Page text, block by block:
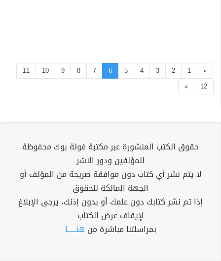
«
1
2
3
4
5
6
7
8
9
10
11
12
»
حقوق الكتب المنشورة عبر مكتبة فولة بوك محفوظة
للمؤلفين ودور النشر
لا يتم نشر أي كتاب دون موافقة صريحة من المؤلف أو
الجهة المالكة للحقوق
إذا تم نشر كتابك دون علمك أو بدون إذنك، يرجى الإبلاغ
لإيقاف عرض الكتاب
بمراسلتنا مباشرة من هنــــــا